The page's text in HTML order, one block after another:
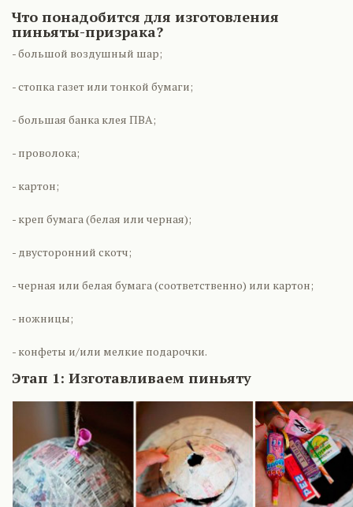
Что понадобится для изготовления
пиньяты-призрака?
- большой воздушный шар;
- стопка газет или тонкой бумаги;
- большая банка клея ПВА;
- проволока;
- картон;
- креп бумага (белая или черная);
- двусторонний скотч;
- черная или белая бумага (соответственно) или картон;
- ножницы;
- конфеты и/или мелкие подарочки.
Этап 1: Изготавливаем пиньяту